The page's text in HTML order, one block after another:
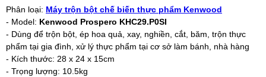
Phân loại: Máy trộn bột chế biến thực phẩm Kenwood
- Model: Kenwood Prospero KHC29.P0SI
- Dùng để trộn bột, ép hoa quả, xay, nghiền, cắt, băm, trộn thực
phẩm tại gia đình, xử lý thực phẩm tại cơ sở làm bánh, nhà hàng
- Kích thước: 28 x 24 x 15cm
- Trọng lượng: 10.5kg